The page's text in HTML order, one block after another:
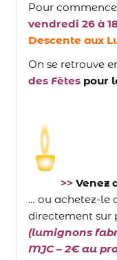
Pour
vendredi 26 à
Descente aux
On se retrouve
des Fêtespour
>>Venez
… ou achetez-le
directement sur
(lumignons
MJC – 2€ au